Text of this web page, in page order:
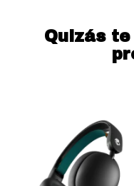
Quizás